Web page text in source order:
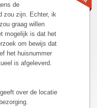
de
zou zijn. Echter, ik
graag willen
mogelijk is dat het
om bewijs dat
het huisnummer
is afgeleverd.
over de locatie